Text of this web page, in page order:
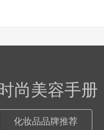
尚美容手册
化妆品品牌推荐